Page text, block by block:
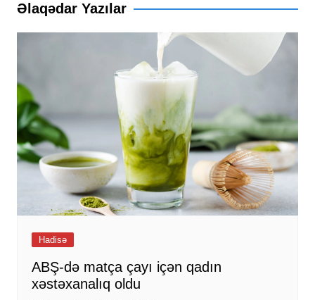
Əlaqədar Yazılar
Hadisə
ABŞ-də matça çayı içən qadın
xəstəxanalıq oldu